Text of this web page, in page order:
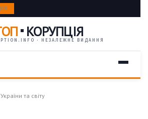
КОРУПЦІЯ
· НЕЗАЛЕЖНЕ ВИДАННЯ
та світу